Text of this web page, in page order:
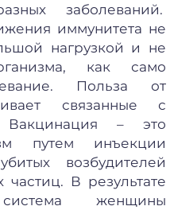
заболеваний.
иммунитета не
нагрузкой и не
как само
Польза от
связанные с
Вакцинация – это
путем инъекции
возбудителей
В результате
женщины